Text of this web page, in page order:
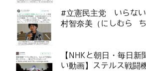
#立憲民主党 いらな
村智奈美（にしむら
【NHKと朝日・毎日
い動画】ステルス戦闘